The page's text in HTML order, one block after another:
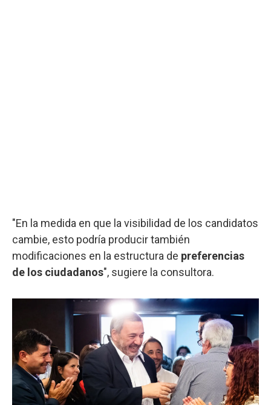
"En la medida en que la visibilidad de los candidatos
cambie, esto podría producir también
modificaciones en la estructura de preferencias
de los ciudadanos", sugiere la consultora.